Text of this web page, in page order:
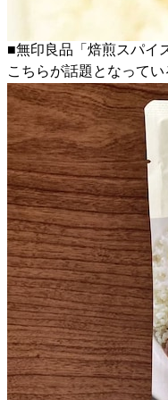
■無印良品「焙煎スパイ
こちらが話題となって